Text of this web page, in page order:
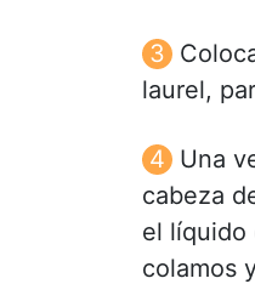
laurel,
Una
cabeza
el líquido
colamos